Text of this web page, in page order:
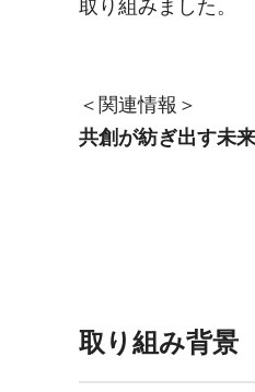
＜関連情報＞
共創が紡ぎ出す未
取り組み背景